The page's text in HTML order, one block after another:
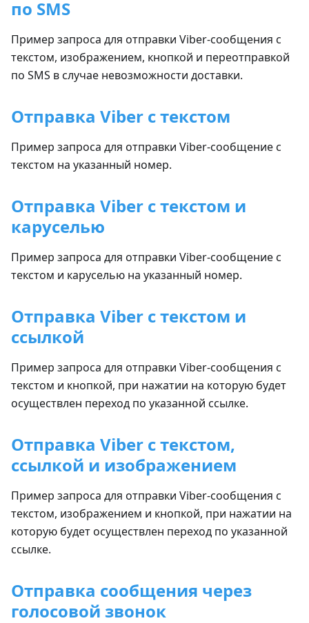
по SMS
Пример запроса для отправки Viber-сообщения с
текстом, изображением, кнопкой и переотправкой
по SMS в случае невозможности доставки.
Отправка Viber с текстом
Пример запроса для отправки Viber-сообщение с
текстом на указанный номер.
Отправка Viber с текстом и
каруселью
Пример запроса для отправки Viber-сообщение с
текстом и каруселью на указанный номер.
Отправка Viber с текстом и
ссылкой
Пример запроса для отправки Viber-сообщения с
текстом и кнопкой, при нажатии на которую будет
осуществлен переход по указанной ссылке.
Отправка Viber с текстом,
ссылкой и изображением
Пример запроса для отправки Viber-сообщения с
текстом, изображением и кнопкой, при нажатии на
которую будет осуществлен переход по указанной
ссылке.
Отправка сообщения через
голосовой звонок